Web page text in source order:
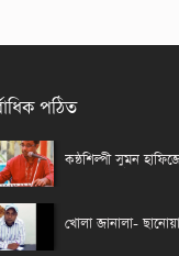
পঠিত
কন্ঠশিল্পী সুমন
খোলা জানালা-